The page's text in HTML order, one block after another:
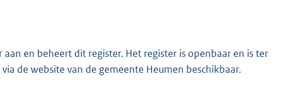
en beheert dit register. Het register is openbaar en is ter
de website van de gemeente Heumen beschikbaar.